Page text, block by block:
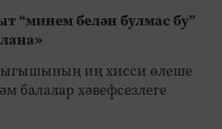
“минем белән булмас бу”
иң хисси өлеше
балалар хәвефсезлеге